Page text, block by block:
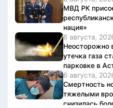
МВД РК
нация»
6 августа,
Неосторожно
утечка газа
парковке в
6 августа,
Смертность
тяжелыми
снизилась